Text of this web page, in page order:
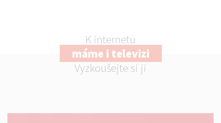
K internetu
máme i televizi
Vyzkoušejte si ji